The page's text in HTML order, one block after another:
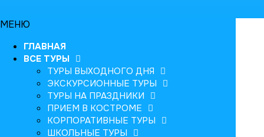
МЕНЮ
ГЛАВНАЯ
ВСЕ ТУРЫ
ТУРЫ ВЫХОДНОГО ДНЯ
ЭКСКУРСИОННЫЕ ТУРЫ
ТУРЫ НА ПРАЗДНИКИ
ПРИЕМ В КОСТРОМЕ
КОРПОРАТИВНЫЕ ТУРЫ
ШКОЛЬНЫЕ ТУРЫ